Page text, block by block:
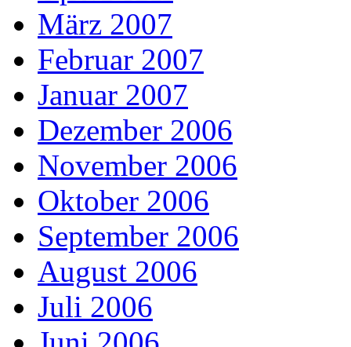
März 2007
Februar 2007
Januar 2007
Dezember 2006
November 2006
Oktober 2006
September 2006
August 2006
Juli 2006